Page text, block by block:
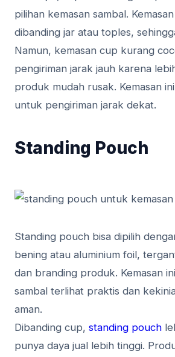
pilihan kemasan sambal.
dibanding jar atau toples,
Namun, kemasan cup kurang
pengiriman jarak jauh karena
produk mudah rusak. Kemasan
untuk pengiriman jarak dekat.
Standing Pouch
Standing pouch bisa dipilih
bening atau aluminium foil,
dan branding produk. Kemasan
sambal terlihat praktis dan
aman.
Dibanding cup, standing pouch
punya daya jual lebih tinggi.